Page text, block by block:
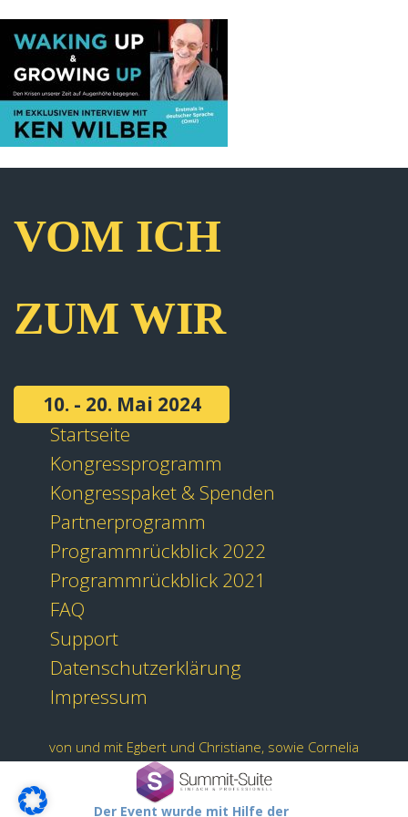
VOM ICH
ZUM WIR
10. - 20. Mai 2024
Startseite
Kongressprogramm
Kongresspaket & Spenden
Partnerprogramm
Programmrückblick 2022
Programmrückblick 2021
FAQ
Support
Datenschutzerklärung
Impressum
von und mit Egbert und Christiane, sowie Cornelia
Der Event wurde mit Hilfe der